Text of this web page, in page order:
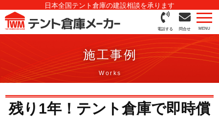
日本全国テント倉庫の建設相談を承ります
電話する 問合せ
施工事例
残り1年！テント倉庫で即時償